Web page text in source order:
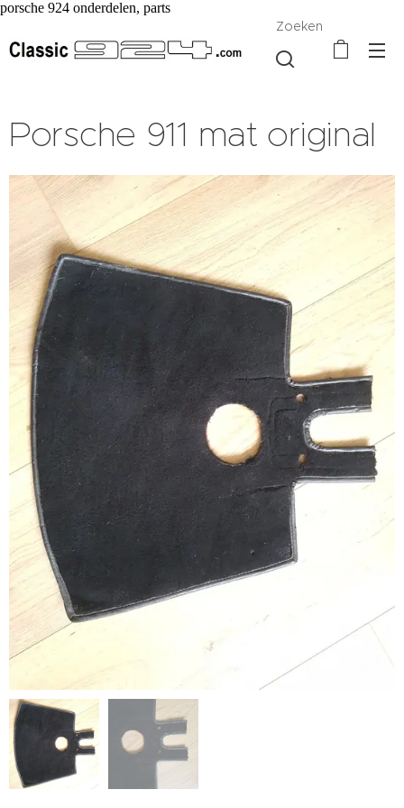
porsche 924 onderdelen, parts
Zoeken
Porsche 911 mat original